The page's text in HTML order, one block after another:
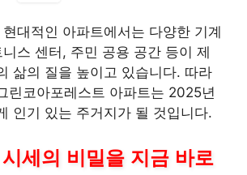
대적인 아파트에서는 다양한 기계
스 센터, 주민 공용 공간 등이 제
삶의 질을 높이고 있습니다. 따라
린코아포레스트 아파트는 2025년
인기 있는 주거지가 될 것입니다.
세의 비밀을 지금 바로